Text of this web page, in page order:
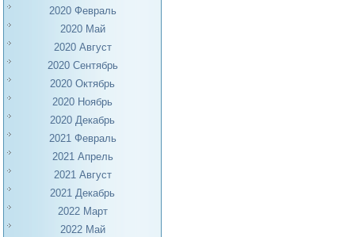
2020 Февраль
2020 Май
2020 Август
2020 Сентябрь
2020 Октябрь
2020 Ноябрь
2020 Декабрь
2021 Февраль
2021 Апрель
2021 Август
2021 Декабрь
2022 Март
2022 Май